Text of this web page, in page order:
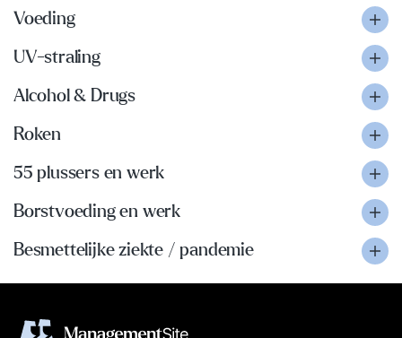
Voeding
UV-straling
Alcohol & Drugs
Roken
55 plussers en werk
Borstvoeding en werk
Besmettelijke ziekte / pandemie